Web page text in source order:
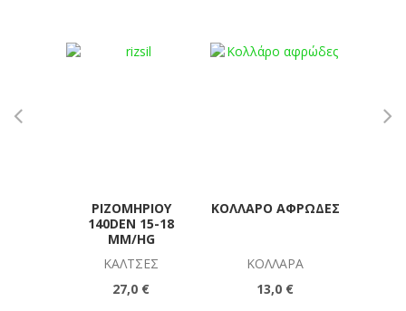
ΡΙΖΟΜΗΡΊΟΥ
140DEN 15-18
MM/HG
ΚΆΛΤΣΕΣ
27,0 €
ΚΟΛΛΆΡΟ ΑΦΡΏΔΕΣ
ΚΟΛΛΆΡΑ
13,0 €